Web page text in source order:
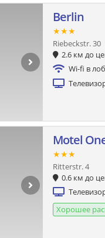
Berlin
★★★
Riebeckstr. 30
2.6 км до
Wi-fi в
Motel
★★★
Ritterstr. 4
0.6 км до
Хорошее